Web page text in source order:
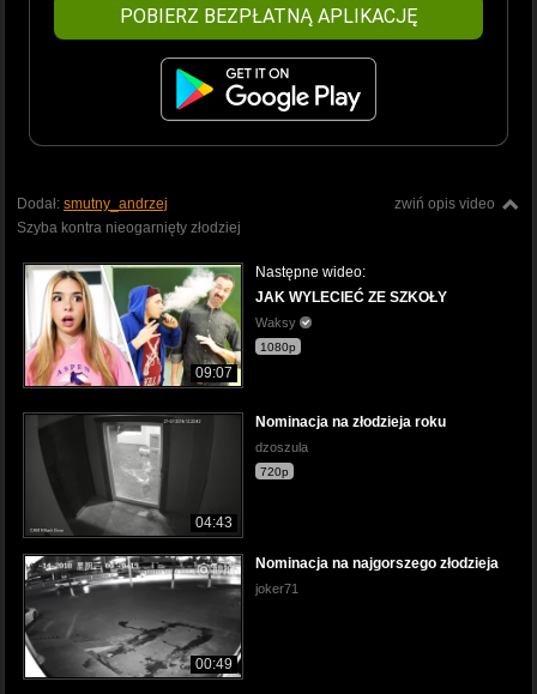
POBIERZ BEZPŁATNĄ APLIKACJĘ
zwiń opis video
Dodał: smutny_andrzej
Szyba kontra nieogarnięty złodziej
09:07
Następne wideo:
JAK WYLECIEĆ ZE SZKOŁY
Waksy
1080p
04:43
Nominacja na złodzieja roku
dzoszula
720p
00:49
Nominacja na najgorszego złodzieja
joker71